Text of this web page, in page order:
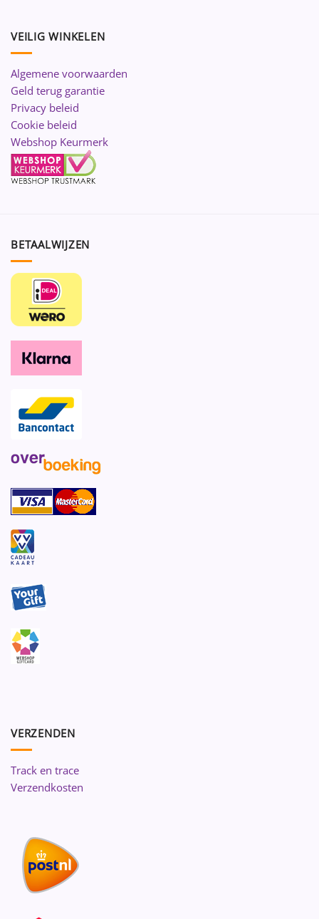
VEILIG WINKELEN
Algemene voorwaarden
Geld terug garantie
Privacy beleid
Cookie beleid
Webshop Keurmerk
BETAALWIJZEN
VERZENDEN
Track en trace
Verzendkosten